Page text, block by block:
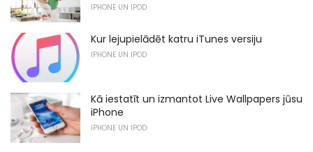
IPHONE UN IPOD
Kur lejupielādēt katru iTunes versiju
IPHONE UN IPOD
Kā iestatīt un izmantot Live Wallpapers jūsu
iPhone
IPHONE UN IPOD